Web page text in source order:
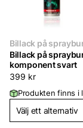
Billack på
Billack på
komponent svart
399 kr
Produkten finns i